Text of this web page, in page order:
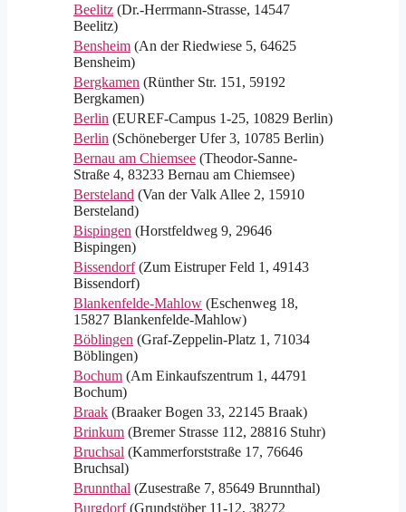
Beelitz (Dr.-Herrmann-Strasse, 14547
Beelitz)
Bensheim (An der Riedwiese 5, 64625
Bensheim)
Bergkamen (Rünther Str. 151, 59192
Bergkamen)
Berlin (EUREF-Campus 1-25, 10829 Berlin)
Berlin (Schöneberger Ufer 3, 10785 Berlin)
Bernau am Chiemsee (Theodor-Sanne-
Straße 4, 83233 Bernau am Chiemsee)
Bersteland (Van der Valk Allee 2, 15910
Bersteland)
Bispingen (Horstfeldweg 9, 29646
Bispingen)
Bissendorf(Zum Eistruper Feld 1, 49143
Bissendorf)
Blankenfelde-Mahlow (Eschenweg 18,
15827 Blankenfelde-Mahlow)
Böblingen (Graf-Zeppelin-Platz 1, 71034
Böblingen)
Bochum (Am Einkaufszentrum 1, 44791
Bochum)
Braak (Braaker Bogen 33, 22145 Braak)
Brinkum (Bremer Strasse 112, 28816 Stuhr)
Bruchsal (Kammerforststraße 17, 76646
Bruchsal)
Brunnthal (Zusestraße 7, 85649 Brunnthal)
Burgdorf(Grundstöber 11-12, 38272